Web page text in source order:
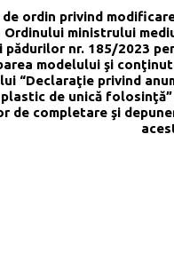
ordin privind
Ordinului ministrului
pădurilor nr. 185/2023
modelului şi
“Declaraţie privind
de unică folosinţă”
de completare şi